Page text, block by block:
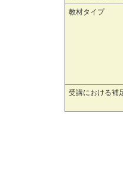
教材タイプ
受講における補